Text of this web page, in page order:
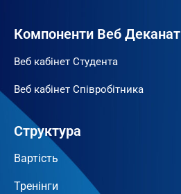
Компоненти Веб Деканат
Веб кабінет Студента
Веб кабінет Співробітника
Структура
Вартість
Тренінги